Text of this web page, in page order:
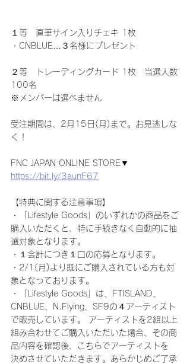
１等　直筆サイン入りチェキ 1枚
・CNBLUE…３名様にプレゼント
２等　トレーディングカード 1枚　当選人数
100名
※メンバーは選べません
受注期間は、2月15日(月)まで。お見逃しな
く！
FNC JAPAN ONLINE STORE▼
https://bit.ly/3aunF67
【特典に関する注意事項】
・「Lifestyle Goods」のいずれかの商品をご
購入いただくと、特に手続きなく自動的に抽
選対象となります。
・１会計につき１口の応募となります。
・2/1(月)より既にご購入されている方も対
象となっております。
・「Lifestyle Goods」は、FTISLAND、
CNBLUE、N.Flying、SF9の４アーティスト
で販売しています。 アーティストを2組以上
組み合わせてご購入いただいた場合、その商
品内容を確認後、こちらでアーティストを
決めさせていただきます。あらかじめご了承